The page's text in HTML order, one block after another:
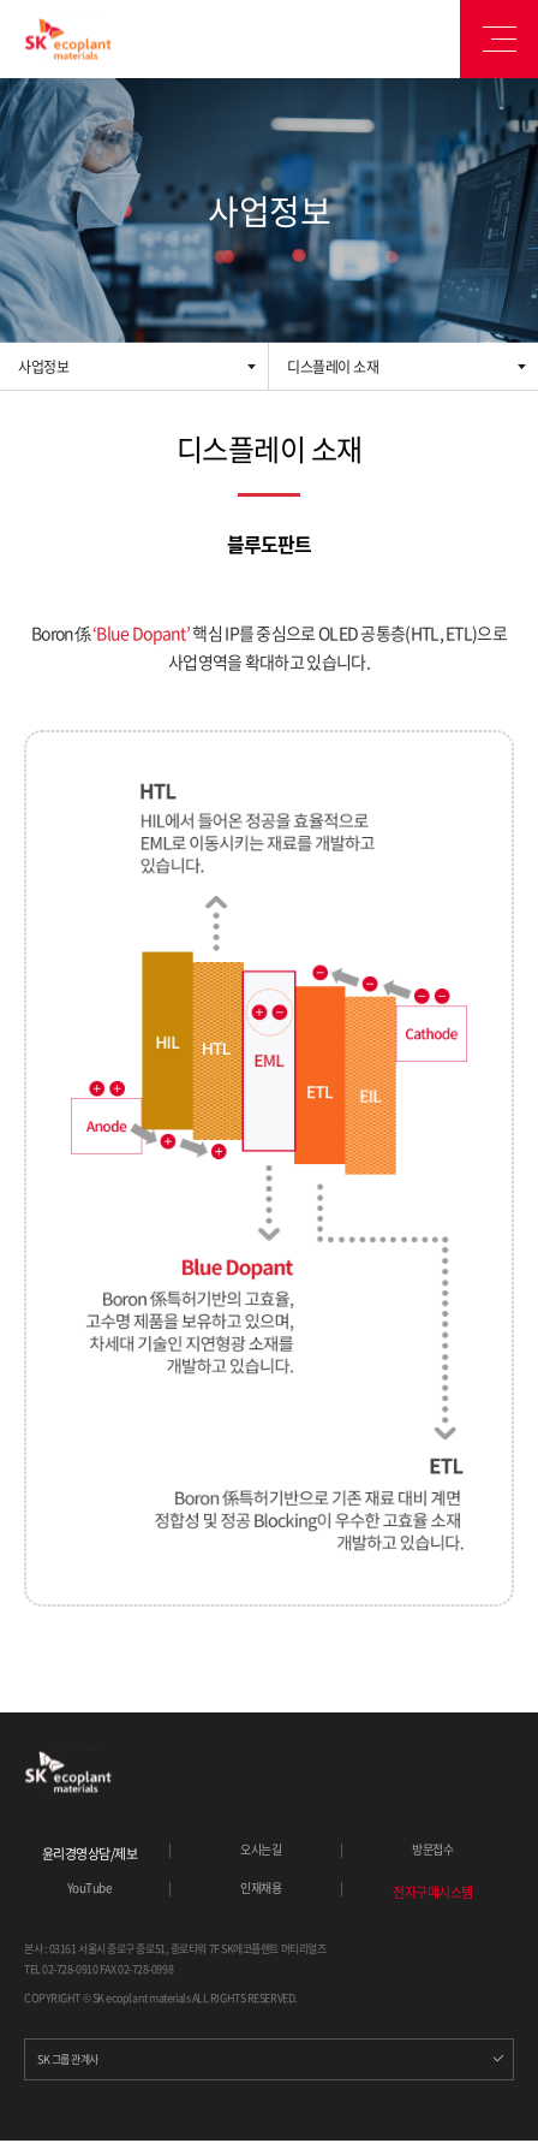
사업정보
사업정보 디스플레이 소재
디스플레이 소재
블루도판트
Boron係‘Blue Dopant’핵심 IP를 중심으로 OLED 공통층(HTL, ETL)으로
사업영역을 확대하고 있습니다.
윤리경영상담/제보 오시는길 방문접수
YouTube 인재채용 전자구매시스템
본사 : 03161 서울시 종로구 종로51, 종로타워 7F SK에코플랜트 머티리얼즈
TEL 02-728-0910 FAX 02-728-0998
COPYRIGHT © SK ecoplant materials ALL RIGHTS RESERVED.
SK 그룹 관계사